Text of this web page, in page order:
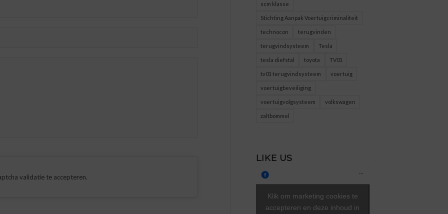
validatie te accepteren.
scm klasse
Stichting Aanpak Voertuigcriminaliteit
technocon terugvinden
terugvindsysteem Tesla
tesla diefstal toyota TV01
tv01 terugvindsysteem voertuig
voertuigbeveiliging
voertuigvolgsysteem volkswagen
zaltbommel
LIKE US
Klik om marketing cookies te
accepteren en deze inhoud in